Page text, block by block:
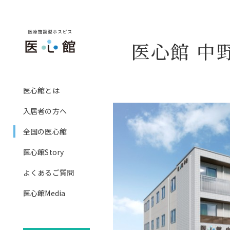
医心館とは
ホスピス事業
入居者の方へ
ご提供可能な専門ケア
基本的な設備、食事
ご入居までの流れ
訪問看護医療ＤＸ情報活用
算について
全国の医心館
医心館Story
よくあるご質問
医心館Media
医心館 中